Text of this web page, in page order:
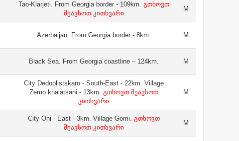
Tao-Klarjeti. From Georgia border - 109km. გთხოვთ
შეავსოთ კითხვარი
M
Azerbaijan. From Georgia border - 8km. M
Black Sea. From Georgia coastline – 124km. M
City Dedoplistskaro - South-East - 22km. Village
Zemo khalatsani - 13km. გთხოვთ შეავსოთ
კითხვარი
M
City Oni - East - 3km. Village Gomi. გთხოვთ
შეავსოთ კითხვარი
M